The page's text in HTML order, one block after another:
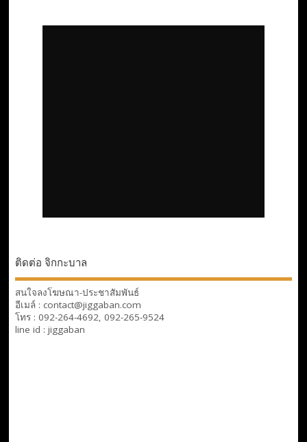
ติดต่อ จิกกะบาล
สนใจลงโฆษณา-ประชาสัมพันธ์
อีเมล์ : contact@jiggaban.com
โทร : 092-264-4692, 092-265-9524
line id : jiggaban